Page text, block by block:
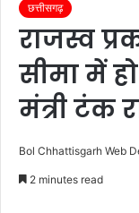
छत्तीसगढ़
राजस्व
सीमा में
मंत्री टंक
Bol Chhattisgarh Web
2 minutes read